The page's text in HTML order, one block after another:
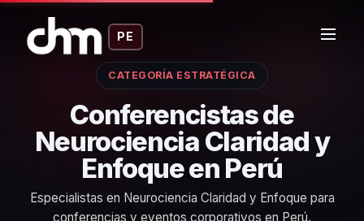
PE
CATEGORÍA ESTRATÉGICA
Conferencistas de
Neurociencia Claridad y
Enfoque en Perú
Especialistas en Neurociencia Claridad y Enfoque para
conferencias y eventos corporativos en Perú.